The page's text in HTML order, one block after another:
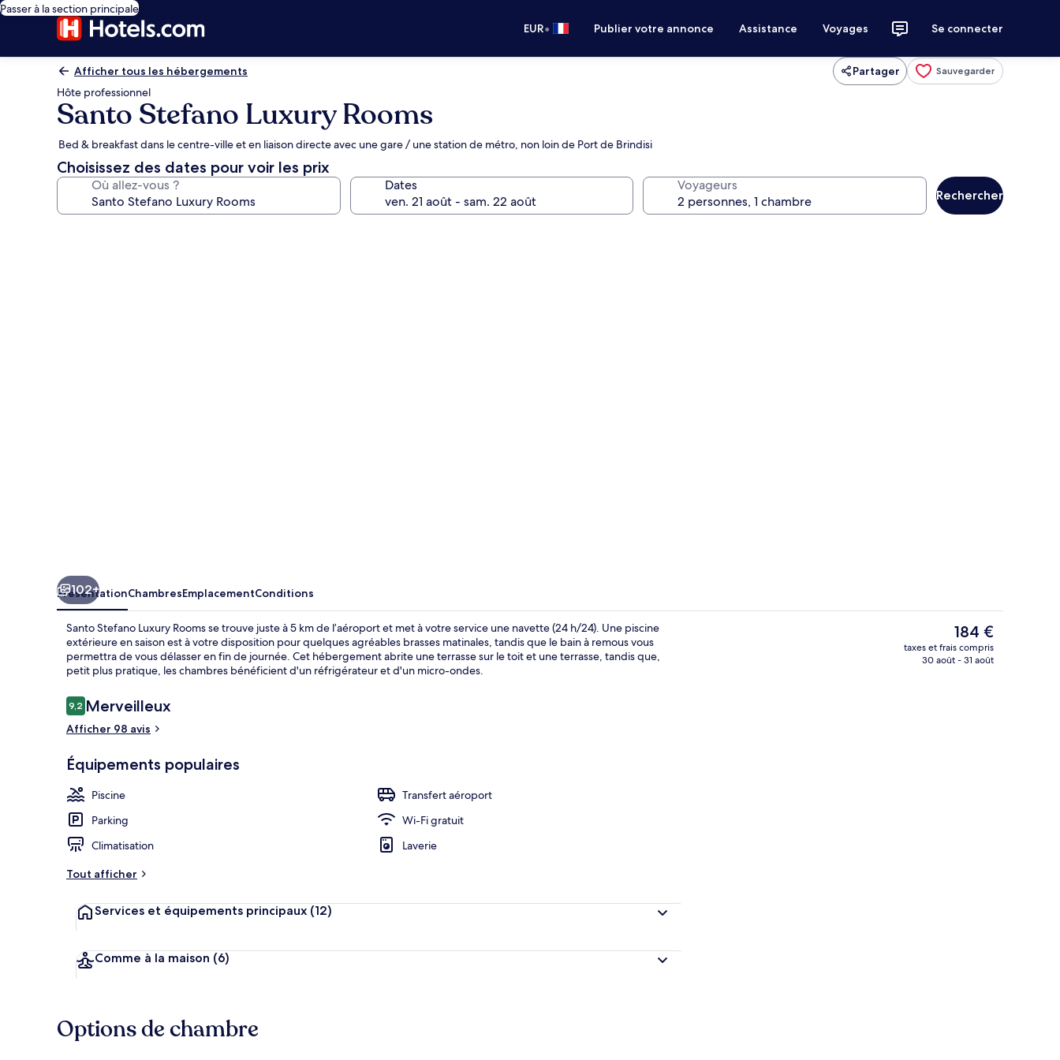
Passer à la section principale
EUR• Publier votre annonce Assistance Voyages Se connecter
Afficher tous les hébergements Partager Sauvegarder
Hôte professionnel
Santo Stefano Luxury Rooms
Bed & breakfast dans le centre-ville et en liaison directe avec une gare / une station de métro, non loin de Port de Brindisi
Choisissez des dates pour voir les prix
Où allez-vous ? Dates Voyageurs
Rechercher
102+
PrésentationChambresEmplacementConditions
Santo Stefano Luxury Rooms se trouve juste à 5 km de l’aéroport et met à votre service une navette (24 h/24). Une piscine
extérieure en saison est à votre disposition pour quelques agréables brasses matinales, tandis que le bain à remous vous
permettra de vous délasser en fin de journée. Cet hébergement abrite une terrasse sur le toit et une terrasse, tandis que,
petit plus pratique, les chambres bénéficient d'un réfrigérateur et d'un micro-ondes.
Avis
voyageurs
9,29,2 sur 10
Merveilleux
Afficher 98 avis
Équipements populaires
Piscine
Transfert aéroport
Parking
Wi-Fi gratuit
Climatisation
Laverie
Tout afficher
Services et équipements principaux (12)
Comme à la maison (6)
Le
prix
actuel
184 €
taxes et frais compris
30 août - 31 août
Options de chambre